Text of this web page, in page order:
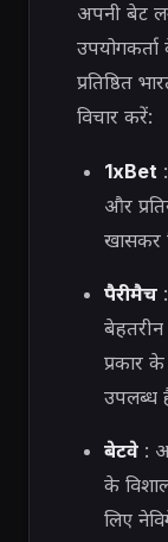
अपनी बेट
प्रतिष्ठित
विचार करें:
1xBet
और
खासकर
पैरीमैच:
बेहतरीन
प्रकार
उपलब्ध
बेटवे:
के
लिए